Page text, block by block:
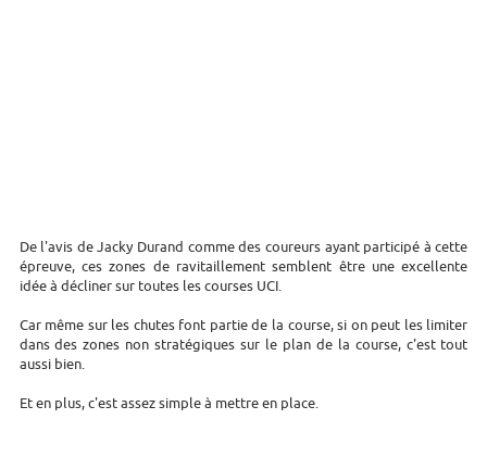
De l'avis de Jacky Durand comme des coureurs ayant participé à cette
épreuve, ces zones de ravitaillement semblent être une excellente
idée à décliner sur toutes les courses UCI.
Car même sur les chutes font partie de la course, si on peut les limiter
dans des zones non stratégiques sur le plan de la course, c'est tout
aussi bien.
Et en plus, c'est assez simple à mettre en place.